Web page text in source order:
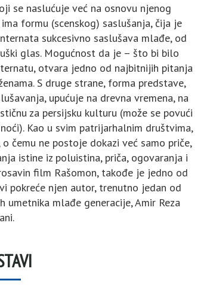
se naslućuje već na osnovu njenog
formu (scenskog) saslušanja, čija je
sukcesivno saslušava mlađe, od
glas. Mogućnost da je – što bi bilo
otvara jedno od najbitnijih pitanja
S druge strane, forma predstave,
upućuje na drevna vremena, na
za persijsku kulturu (može se povući
Kao u svim patrijarhalnim društvima,
čemu ne postoje dokazi već samo priče,
istine iz poluistina, priča, ogovaranja i
film Rašomon, takođe je jedno od
pokreće njen autor, trenutno jedan od
mlađe generacije, Amir Reza